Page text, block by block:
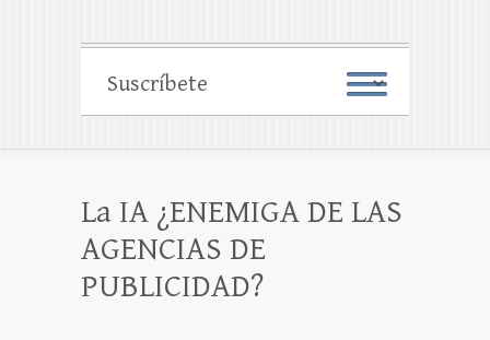
La IA ¿ENEMIGA DE LAS
AGENCIAS DE
PUBLICIDAD?